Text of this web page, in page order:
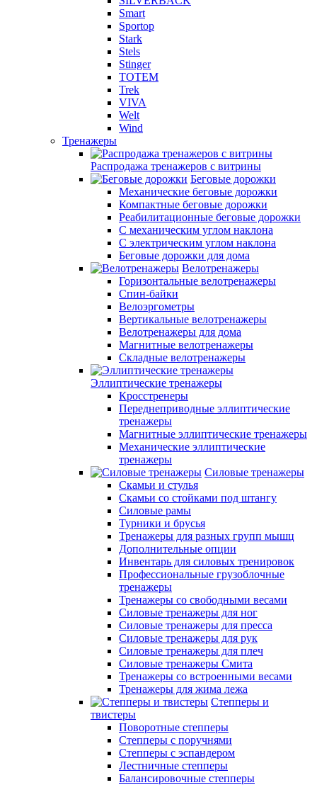
Smart
Sportop
Stark
Stels
Stinger
TOTEM
Trek
VIVA
Welt
Wind
Тренажеры
Распродажа тренажеров с витрины
Беговые дорожки
Механические беговые дорожки
Компактные беговые дорожки
Реабилитационные беговые дорожки
С механическим углом наклона
С электрическим углом наклона
Беговые дорожки для дома
Велотренажеры
Горизонтальные велотренажеры
Спин-байки
Велоэргометры
Вертикальные велотренажеры
Велотренажеры для дома
Магнитные велотренажеры
Складные велотренажеры
Эллиптические тренажеры
Кросстренеры
Переднеприводные эллиптические
тренажеры
Магнитные эллиптические тренажеры
Механические эллиптические
тренажеры
Силовые тренажеры
Скамьи и стулья
Скамьи со стойками под штангу
Силовые рамы
Турники и брусья
Тренажеры для разных групп мышц
Дополнительные опции
Инвентарь для силовых тренировок
Профессиональные грузоблочные
тренажеры
Тренажеры со свободными весами
Силовые тренажеры для ног
Силовые тренажеры для пресса
Силовые тренажеры для рук
Силовые тренажеры для плеч
Силовые тренажеры Смита
Тренажеры со встроенными весами
Тренажеры для жима лежа
Степперы и
твистеры
Поворотные степперы
Степперы с поручнями
Степперы с эспандером
Лестничные степперы
Балансировочные степперы